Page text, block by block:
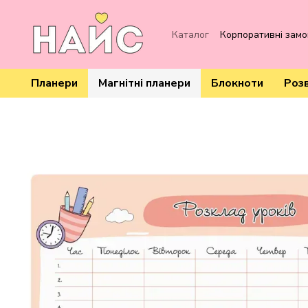
Перейти до основного контенту
Каталог
Корпоративні
Планери Магнітні планери Блокноти